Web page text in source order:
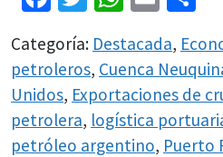
Categoría: Destacada,
petroleros, Cuenca
Unidos, Exportaciones de
petrolera, logística
petróleo argentino, Puerto